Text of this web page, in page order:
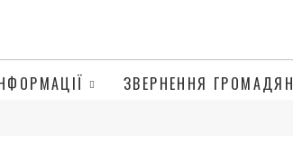
ЗВЕРНЕННЯ ГРОМАДЯН